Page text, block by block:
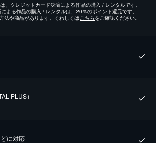
、クレジットカード決済による作品の購入 / レンタルです。
よる作品の購入 / レンタルは、20％のポイント還元です。
法や商品があります。くわしくは こちらをご確認ください。
PLUS）
に対応